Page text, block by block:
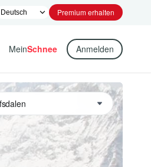
Premium erhalten
MeinSchnee Anmelden